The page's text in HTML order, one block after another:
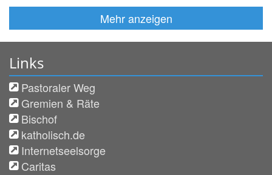
Mehr anzeigen
Links
Pastoraler Weg
Gremien & Räte
Bischof
katholisch.de
Internetseelsorge
Caritas